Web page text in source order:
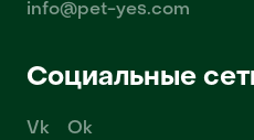
info@pet-yes.com
Социальные
Vk Ok